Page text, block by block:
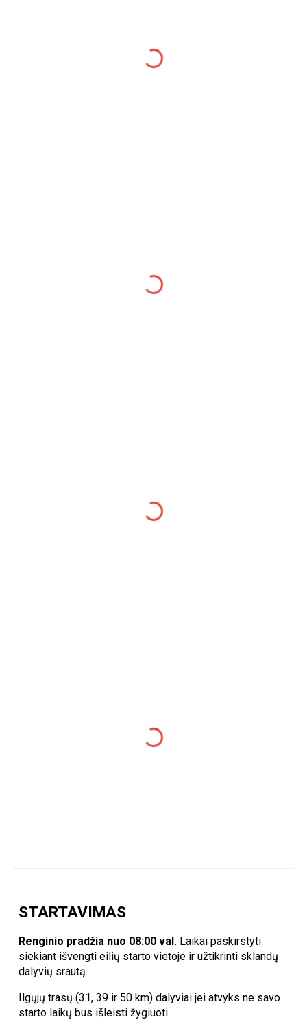
STARTAVIMAS
Renginio pradžia nuo 08:00 val. Laikai paskirstyti
siekiant išvengti eilių starto vietoje ir užtikrinti sklandų
dalyvių srautą.
Ilgųjų trasų (31, 39 ir 50 km) dalyviai jei atvyks ne savo
starto laikų bus išleisti žygiuoti.